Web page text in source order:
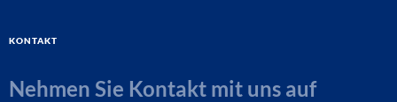
Kontakt
Nehmen Sie Kontakt mit uns auf